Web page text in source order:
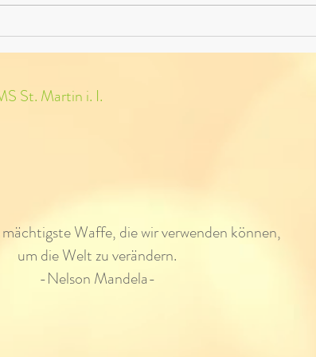
Altstoffsammelzentrum Ried im
St. Martin i. I.
Waffe, die wir verwenden können,
um die Welt zu verändern.
-Nelson Mandela-